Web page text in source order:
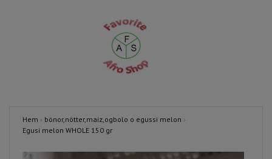
Hem › bönor,nötter,maiz,ogbolo o egussi melon ›
Egusi melon WHOLE 150 gr